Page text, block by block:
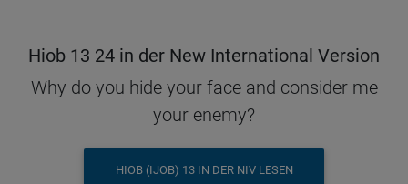
Hiob 13 24 in der New International Version
Why do you hide your face and consider me
your enemy?
HIOB (IJOB) 13 IN DER NIV LESEN